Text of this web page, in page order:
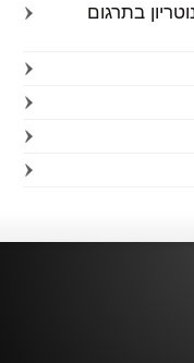
בתרגום